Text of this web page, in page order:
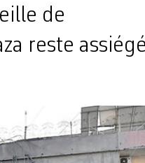
de
reste